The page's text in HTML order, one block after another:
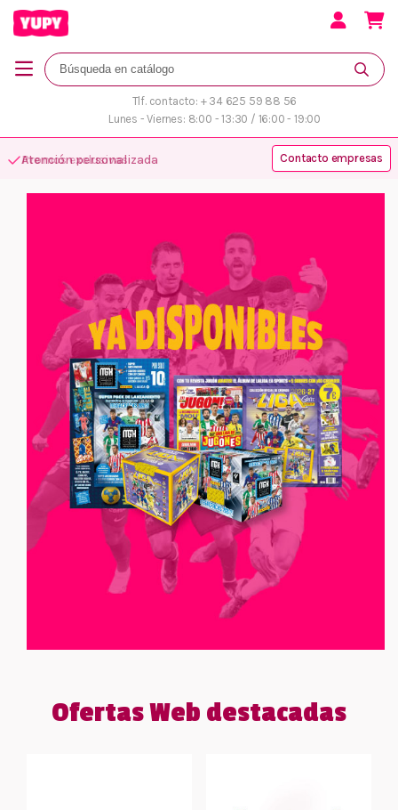
Tlf. contacto: + 34 625 59 88 56
Lunes - Viernes: 8:00 - 13:30 / 16:00 - 19:00
Atención personalizada Contacto empresas
Ofertas Web destacadas